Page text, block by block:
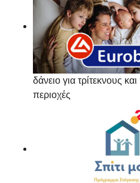
δάνειο για τρίτεκνους
περιοχές